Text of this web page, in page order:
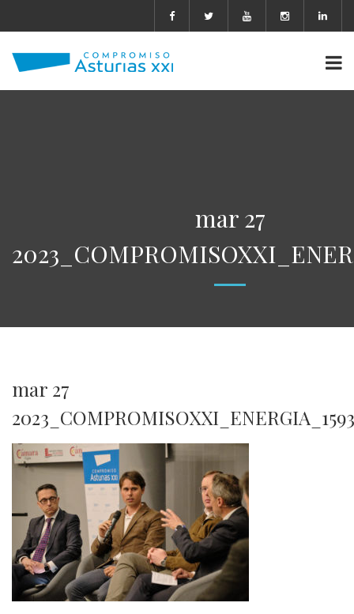
mar 27
mar 27
2023_COMPROMISOXXI_ENERGIA_1593